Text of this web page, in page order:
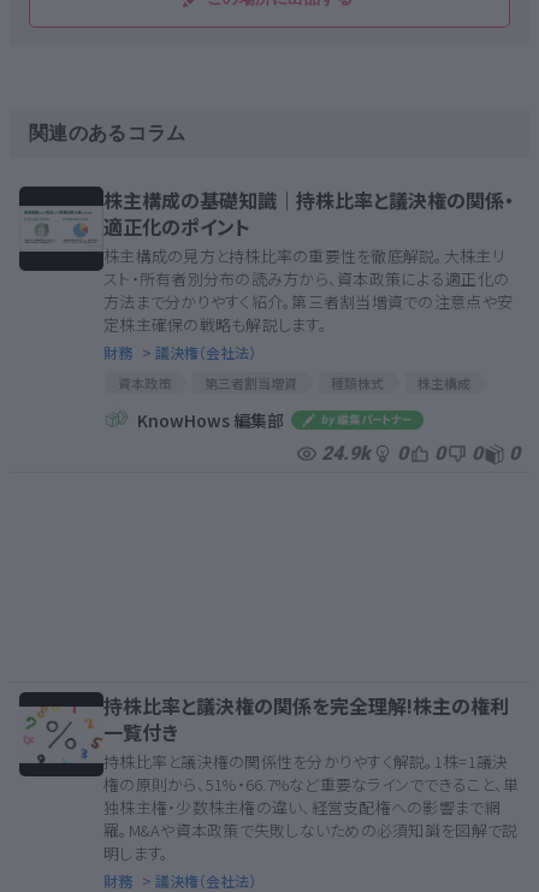
関連のあるコラム
株主構成の基礎知識｜持株比率と議決権の関係・
適正化のポイント
株主構成の見方と持株比率の重要性を徹底解説。大株主リ
スト・所有者別分布の読み方から、資本政策による適正化の
方法まで分かりやすく紹介。第三者割当増資での注意点や安
定株主確保の戦略も解説します。
財務 > 議決権（会社法）
資本政策 第三者割当増資 種類株式
株主構成
議決権
持株比率 株主割当増資
安定株主
発行済株式数 株式分布状況
KnowHows 編集部
24.9k 0 0 0 0
持株比率と議決権の関係を完全理解!株主の権利
一覧付き
持株比率と議決権の関係性を分かりやすく解説。1株=1議決
権の原則から、51%・66.7%など重要なラインでできること、単
独株主権・少数株主権の違い、経営支配権への影響まで網
羅。M&Aや資本政策で失敗しないための必須知識を図解で説
明します。
財務 > 議決権（会社法）